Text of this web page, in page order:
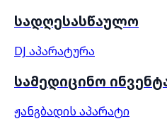
სადღესასწაულო
DJ აპარატურა
სამედიცინო
ჟანგბადის აპარატი